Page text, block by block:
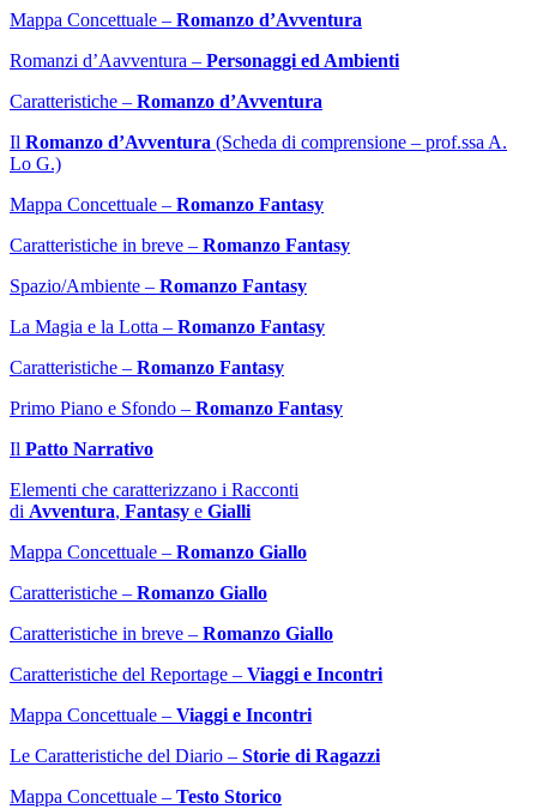
Mappa Concettuale – Romanzo d’Avventura
Romanzi d’Aavventura – Personaggi ed Ambienti
Caratteristiche – Romanzo d’Avventura
Il Romanzo d’Avventura (Scheda di comprensione – prof.ssa A.
Lo G.)
Mappa Concettuale – Romanzo Fantasy
Caratteristiche in breve – Romanzo Fantasy
Spazio/Ambiente – Romanzo Fantasy
La Magia e la Lotta – Romanzo Fantasy
Caratteristiche – Romanzo Fantasy
Primo Piano e Sfondo – Romanzo Fantasy
Il Patto Narrativo
Elementi che caratterizzano i Racconti
di Avventura, Fantasy e Gialli
Mappa Concettuale – Romanzo Giallo
Caratteristiche – Romanzo Giallo
Caratteristiche in breve – Romanzo Giallo
Caratteristiche del Reportage – Viaggi e Incontri
Mappa Concettuale – Viaggi e Incontri
Le Caratteristiche del Diario – Storie di Ragazzi
Mappa Concettuale – Testo Storico